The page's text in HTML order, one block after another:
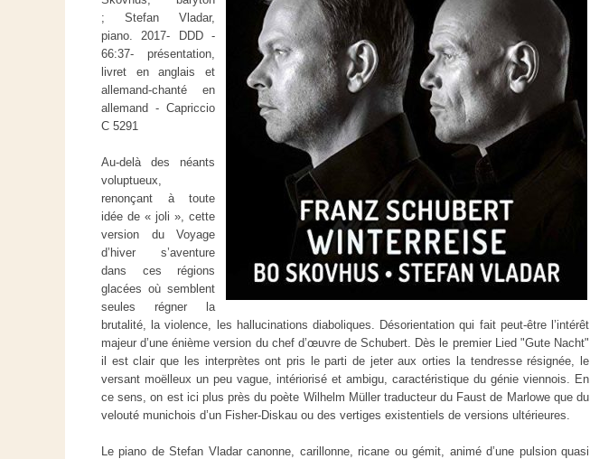
; Stefan Vladar,
piano.2017- DDD -
66:37- présentation,
livret en anglais et
allemand-chanté en
allemand - Capriccio
C 5291
Au-delà des néants
voluptueux,
renonçant à toute
idée de « joli », cette
version du Voyage
d’hiver s’aventure
dans ces régions
glacées où semblent
seules régner la
brutalité, la violence, les hallucinations diaboliques. Désorientation qui fait peut-être l’intérêt
majeur d’une énième version du chef d’œuvre de Schubert. Dès le premier Lied "Gute Nacht"
il est clair que les interprètes ont pris le parti de jeter aux orties la tendresse résignée, le
versant moëlleux un peu vague, intériorisé et ambigu, caractéristique du génie viennois. En
ce sens, on est ici plus près du poète Wilhelm Müller traducteur du Faust de Marlowe que du
velouté munichois d’un Fisher-Diskau ou des vertiges existentiels de versions ultérieures.
Le piano de Stefan Vladar canonne, carillonne, ricane ou gémit, animé d’une pulsion quasi